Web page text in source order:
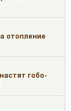
отопление
гобо-